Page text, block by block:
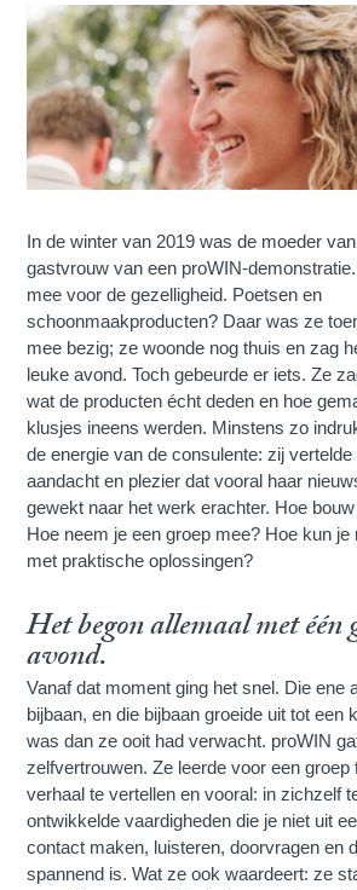
In de winter van 2019 was de moeder
gastvrouw van een proWIN-
mee voor de gezelligheid. Poetsen en
schoonmaakproducten? Daar was ze
mee bezig; ze woonde nog thuis en zag
leuke avond. Toch gebeurde er iets. Ze
wat de producten écht deden en hoe
klusjes ineens werden. Minstens zo
de energie van de consulente: zij
aandacht en plezier dat vooral haar
gewekt naar het werk erachter. Hoe bouw
Hoe neem je een groep mee? Hoe kun
met praktische oplossingen?
Het begon allemaal met één
avond.
Vanaf dat moment ging het snel. Die ene
bijbaan, en die bijbaan groeide uit tot een
was dan ze ooit had verwacht. proWIN
zelfvertrouwen. Ze leerde voor een groep
verhaal te vertellen en vooral: in zichzelf
ontwikkelde vaardigheden die je niet uit
contact maken, luisteren, doorvragen en
spannend is. Wat ze ook waardeert: ze